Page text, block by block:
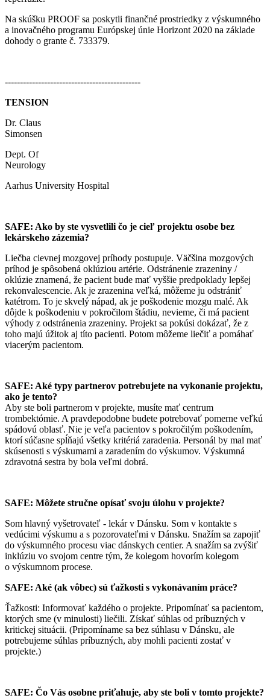
Na skúšku PROOF sa poskytli finančné prostriedky z výskumného
a inovačného programu Európskej únie Horizont 2020 na základe
dohody o grante č. 733379.
---------------------------------------------
TENSION
Dr. Claus
Simonsen
Dept. Of
Neurology
Aarhus University Hospital
SAFE: Ako by ste vysvetlili čo je cieľ projektu osobe bez
lekárskeho zázemia?
Liečba cievnej mozgovej príhody postupuje. Väčšina mozgových
príhod je spôsobená oklúziou artérie. Odstránenie zrazeniny /
oklúzie znamená, že pacient bude mať vyššie predpoklady lepšej
rekonvalescencie. Ak je zrazenina veľká, môžeme ju odstrániť
katétrom. To je skvelý nápad, ak je poškodenie mozgu malé. Ak
dôjde k poškodeniu v pokročilom štádiu, nevieme, či má pacient
výhody z odstránenia zrazeniny. Projekt sa pokúsi dokázať, že z
toho majú úžitok aj títo pacienti. Potom môžeme liečiť a pomáhať
viacerým pacientom.
SAFE: Aké typy partnerov potrebujete na vykonanie projektu,
ako je tento?
Aby ste boli partnerom v projekte, musíte mať centrum
trombektómie. A pravdepodobne budete potrebovať pomerne veľkú
spádovú oblasť. Nie je veľa pacientov s pokročilým poškodením,
ktorí súčasne spĺňajú všetky kritériá zaradenia. Personál by mal mať
skúsenosti s výskumami a zaradením do výskumov. Výskumná
zdravotná sestra by bola veľmi dobrá.
SAFE: Môžete stručne opísať svoju úlohu v projekte?
Som hlavný vyšetrovateľ - lekár v Dánsku. Som v kontakte s
vedúcimi výskumu a s pozorovateľmi v Dánsku. Snažím sa zapojiť
do výskumného procesu viac dánskych centier. A snažím sa zvýšiť
inklúziu vo svojom centre tým, že kolegom hovorím kolegom
o výskumnom procese.
SAFE: Aké (ak vôbec) sú ťažkosti s vykonávaním práce?
Ťažkosti: Informovať každého o projekte. Pripomínať sa pacientom,
ktorých sme (v minulosti) liečili. Získať súhlas od príbuzných v
kritickej situácii. (Pripomíname sa bez súhlasu v Dánsku, ale
potrebujeme súhlas príbuzných, aby mohli pacienti zostať v
projekte.)
SAFE: Čo Vás osobne priťahuje, aby ste boli v tomto projekte?